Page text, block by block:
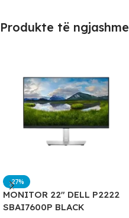
Produkte të ngjashme
-27%
MONITOR 22″ DELL P2222
SBAI7600P BLACK